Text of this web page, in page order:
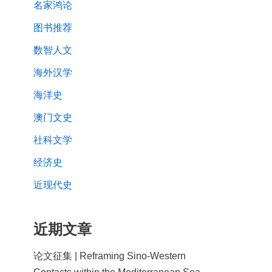
名家鸿论
图书推荐
数智人文
海外汉学
海洋史
澳门文史
社科文学
经济史
近现代史
近期文章
论文征集 | Reframing Sino-Western